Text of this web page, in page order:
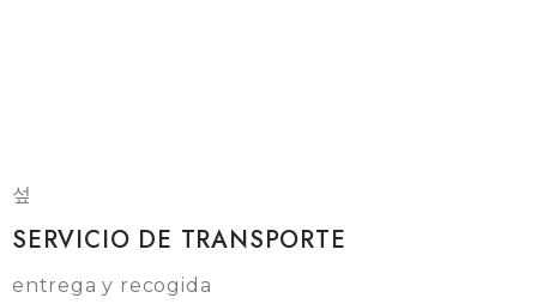
SERVICIO DE TRANSPORTE
entrega y recogida